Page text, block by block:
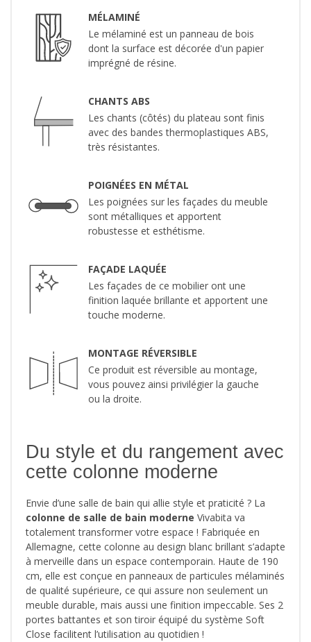
MÉLAMINÉ
Le mélaminé est un panneau de bois
dont la surface est décorée d'un papier
imprégné de résine.
CHANTS ABS
Les chants (côtés) du plateau sont finis
avec des bandes thermoplastiques ABS,
très résistantes.
POIGNÉES EN MÉTAL
Les poignées sur les façades du meuble
sont métalliques et apportent
robustesse et esthétisme.
FAÇADE LAQUÉE
Les façades de ce mobilier ont une
finition laquée brillante et apportent une
touche moderne.
MONTAGE RÉVERSIBLE
Ce produit est réversible au montage,
vous pouvez ainsi privilégier la gauche
ou la droite.
Du style et du rangement avec
cette colonne moderne
Envie d’une salle de bain qui allie style et praticité ? La
colonne de salle de bain moderne Vivabita va
totalement transformer votre espace ! Fabriquée en
Allemagne, cette colonne au design blanc brillant s’adapte
à merveille dans un espace contemporain. Haute de 190
cm, elle est conçue en panneaux de particules mélaminés
de qualité supérieure, ce qui assure non seulement un
meuble durable, mais aussi une finition impeccable. Ses 2
portes battantes et son tiroir équipé du système Soft
Close facilitent l’utilisation au quotidien !